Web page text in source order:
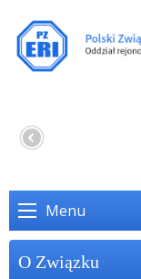
Menu
O Związku